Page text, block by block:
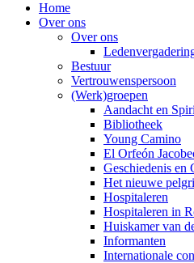
Home
Over ons
Over ons
Bestuur
Vertrouwenspersoon
(Werk)groepen
Aandacht en
Bibliotheek
Young Camino
El Orfeón
Geschiedenis en
Het nieuwe
Hospitaleren
Hospitaleren in
Huiskamer van
Informanten
Internationale